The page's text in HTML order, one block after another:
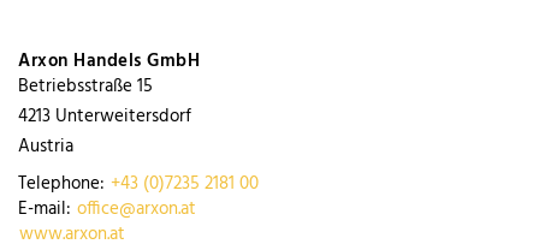
Arxon Handels GmbH
Betriebsstraße 15
4213 Unterweitersdorf
Austria
Telephone: +43 (0)7235 2181 00
E-mail: office@arxon.at
www.arxon.at